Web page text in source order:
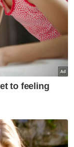
Klik di sini!